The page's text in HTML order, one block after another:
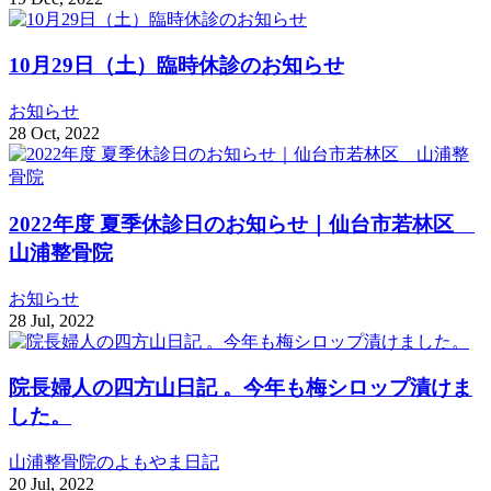
10月29日（土）臨時休診のお知らせ
お知らせ
28 Oct, 2022
2022年度 夏季休診日のお知らせ｜仙台市若林区
山浦整骨院
お知らせ
28 Jul, 2022
院長婦人の四方山日記 。今年も梅シロップ漬けま
した。
山浦整骨院のよもやま日記
20 Jul, 2022